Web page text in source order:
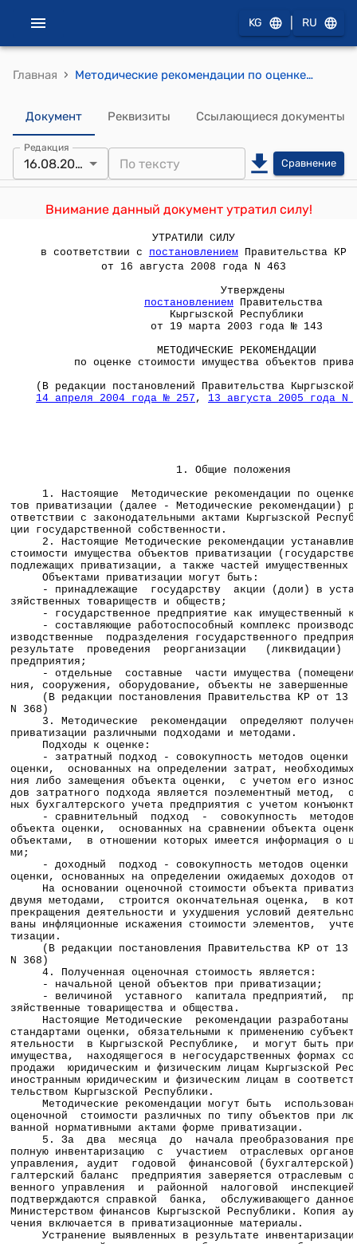
KG RU
Главная › Методические рекомендации по оценке стоимости имущества объектов приватизации (Утверждены постановлением Правительства Кыргызской Республики от 19 марта 2003 года № 143)
Документ Реквизиты Ссылающиеся документы
Редакция
16.08.2008 Сравнение
Внимание данный документ утратил силу!